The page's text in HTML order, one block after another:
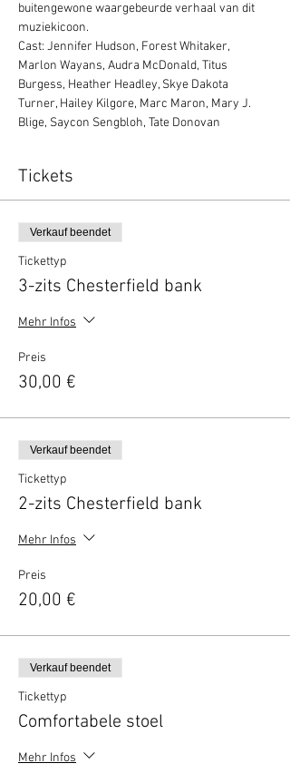
buitengewone waargebeurde verhaal van dit
muziekicoon.
Cast: Jennifer Hudson, Forest Whitaker,
Marlon Wayans, Audra McDonald, Titus
Burgess, Heather Headley, Skye Dakota
Turner, Hailey Kilgore, Marc Maron, Mary J.
Blige, Saycon Sengbloh, Tate Donovan
Tickets
Verkauf beendet
Tickettyp
3-zits Chesterfield bank
Mehr Infos
Preis
30,00 €
Verkauf beendet
Tickettyp
2-zits Chesterfield bank
Mehr Infos
Preis
20,00 €
Verkauf beendet
Tickettyp
Comfortabele stoel
Mehr Infos